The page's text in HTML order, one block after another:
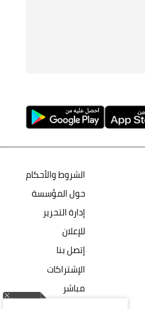
الشروط والأحكام
حول المؤسسة
إدارة التحرير
للإعلان
إتصل بنا
الإشتراكات
مباشر